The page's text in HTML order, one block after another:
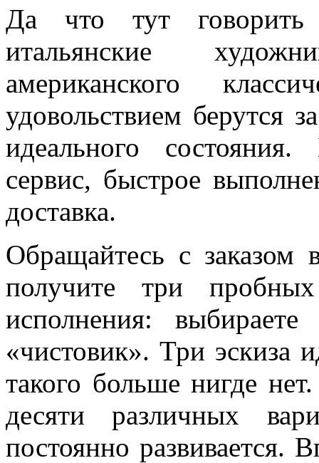
Да что тут
итальянские
американского
удовольствием берутся
идеального
сервис, быстрое
доставка.
Обращайтесь с
получите три
исполнения:
«чистовик». Три эскиза
такого больше нигде
десяти различных
постоянно развивается.